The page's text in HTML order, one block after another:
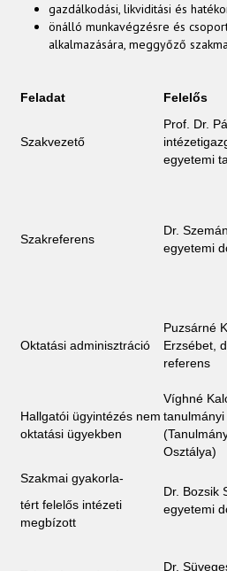
gazdálkodási, likviditási és
önálló munkavégzésre és
alkalmazására, meggyőző
Feladat Felelős
Szakvezető
Prof. Dr.
egyetemi
Szakreferens
Dr.
egyetemi
Oktatási adminisztráció
Puzsárné
Erzsébet,
referens
Hallgatói ügyintézés nem
oktatási ügyekben
Víghné
Osztálya)
Szakmai gyakorla-
tért felelős intézeti
megbízott
Dr. Bozsik
egyetemi
Dr.